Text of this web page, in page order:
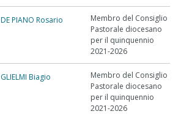
DE PIANO Rosario
Membro del Consiglio
Pastorale diocesano
per il quinquennio
2021-2026
GLIELMI Biagio
Membro del Consiglio
Pastorale diocesano
per il quinquennio
2021-2026